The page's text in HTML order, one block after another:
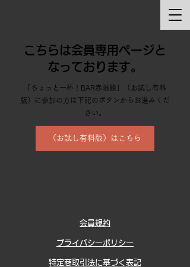
こちらは会員専用ページと
なっております。
「ちょっと一杯！BAR赤眼鏡」（お試し有料
版）に参加の方は下記のボタンからお進みくだ
さい。
（お試し有料版）はこちら
会員規約
プライバシーポリシー
特定商取引法に基づく表記